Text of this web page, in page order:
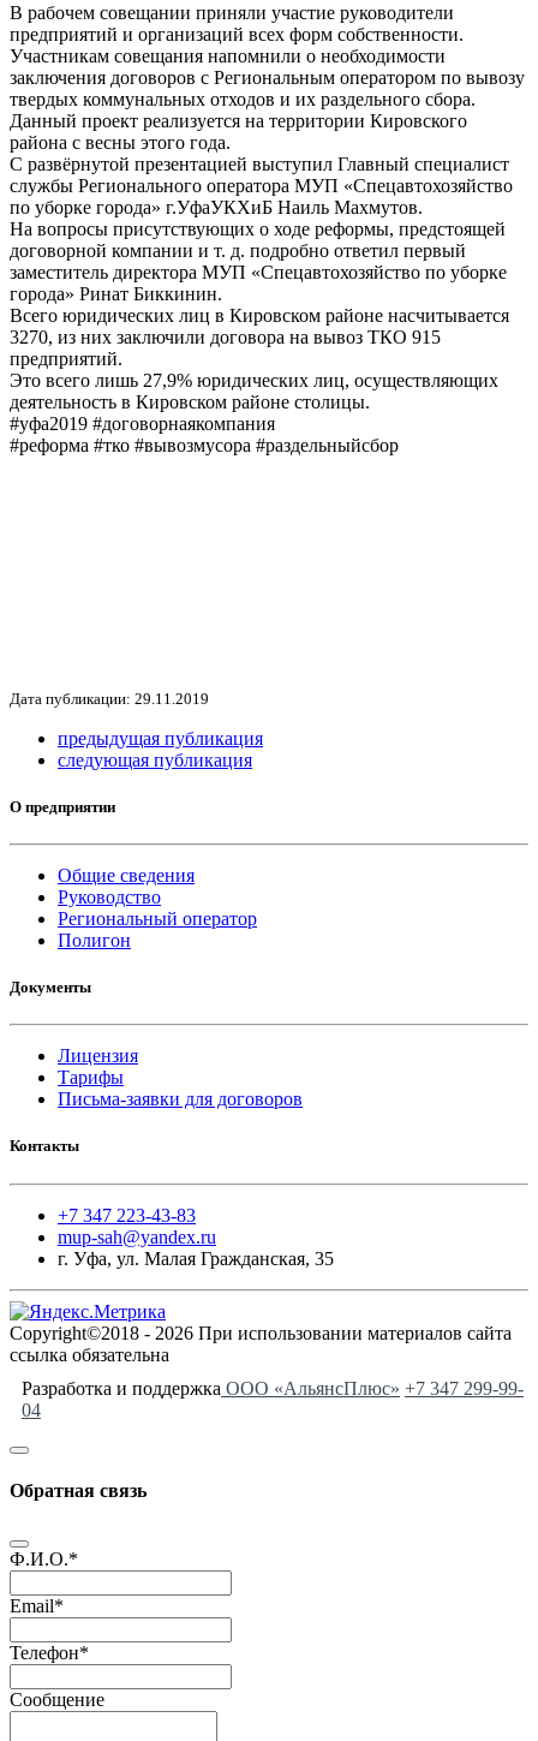
В рабочем совещании приняли участие руководители
предприятий и организаций всех форм собственности.
Участникам совещания напомнили о необходимости
заключения договоров с Региональным оператором по вывозу
твердых коммунальных отходов и их раздельного сбора.
Данный проект реализуется на территории Кировского
района с весны этого года.
С развёрнутой презентацией выступил Главный специалист
службы Регионального оператора МУП «Спецавтохозяйство
по уборке города» г.УфаУКХиБ Наиль Махмутов.
На вопросы присутствующих о ходе реформы, предстоящей
договорной компании и т. д. подробно ответил первый
заместитель директора МУП «Спецавтохозяйство по уборке
города» Ринат Биккинин.
Всего юридических лиц в Кировском районе насчитывается
3270, из них заключили договора на вывоз ТКО 915
предприятий.
Это всего лишь 27,9% юридических лиц, осуществляющих
деятельность в Кировском районе столицы.
#уфа2019 #договорнаякомпания
#реформа #тко #вывозмусора #раздельныйсбор
Дата публикации: 29.11.2019
предыдущая публикация
следующая публикация
О предприятии
Общие сведения
Руководство
Региональный оператор
Полигон
Документы
Лицензия
Тарифы
Письма-заявки для договоров
Контакты
+7 347 223-43-83
mup-sah@yandex.ru
г. Уфа, ул. Малая Гражданская, 35
Copyright©2018 - 2026 При использовании материалов сайта
ссылка обязательна
Разработка и поддержка ООО «АльянсПлюс» +7 347 299-99-
04
Обратная связь
Ф.И.О.*
Email*
Телефон*
Сообщение